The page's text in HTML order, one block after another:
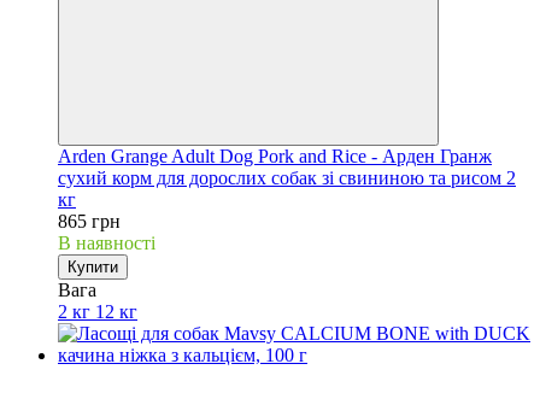
Arden Grange Adult Dog Pork and Rice - Арден Гранж
сухий корм для дорослих собак зі свининою та рисом 2
кг
865 грн
В наявності
Купити
Вага
2 кг 12 кг